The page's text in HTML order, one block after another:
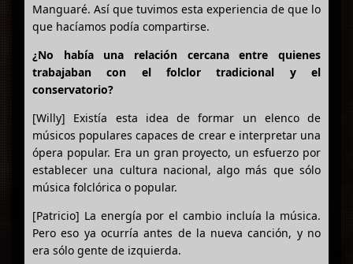
Manguaré. Así que tuvimos esta experiencia de que lo
que hacíamos podía compartirse.
¿No había una relación cercana entre quienes
trabajaban con el folclor tradicional y el
conservatorio?
[Willy] Existía esta idea de formar un elenco de
músicos populares capaces de crear e interpretar una
ópera popular. Era un gran proyecto, un esfuerzo por
establecer una cultura nacional, algo más que sólo
música folclórica o popular.
[Patricio] La energía por el cambio incluía la música.
Pero eso ya ocurría antes de la nueva canción, y no
era sólo gente de izquierda.